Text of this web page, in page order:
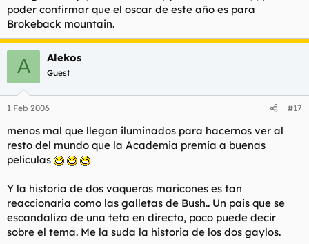
poder confirmar que el oscar de este año es para
Brokeback mountain.
A Alekos
Guest
1 Feb 2006 #17
menos mal que llegan iluminados para hacernos ver al
resto del mundo que la Academia premia a buenas
peliculas
Y la historia de dos vaqueros maricones es tan
reaccionaria como las galletas de Bush.. Un pais que se
escandaliza de una teta en directo, poco puede decir
sobre el tema. Me la suda la historia de los dos gaylos.